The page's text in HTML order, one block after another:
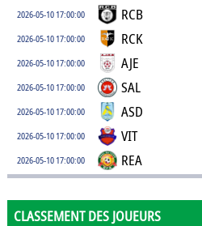
2026-05-10 17:00:00 RCB
2026-05-10 17:00:00 RCK
2026-05-10 17:00:00 AJE
2026-05-10 17:00:00 SAL
2026-05-10 17:00:00 ASD
2026-05-10 17:00:00 VIT
2026-05-10 17:00:00 REA
CLASSEMENT DES JOUEURS